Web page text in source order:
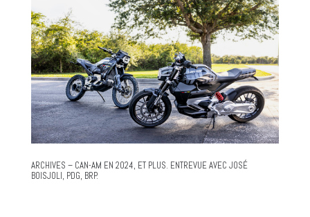
ARCHIVES – CAN-AM EN 2024, ET PLUS. ENTREVUE AVEC JOSÉ
BOISJOLI, PDG, BRP.